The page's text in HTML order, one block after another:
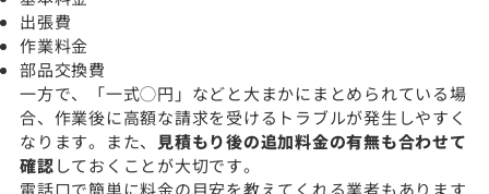
出張費
作業料金
部品交換費
一方で、「一式◯円」などと大まかにまとめられている場
合、作業後に高額な請求を受けるトラブルが発生しやすく
なります。また、 見積もり後の追加料金の有無も合わせて
確認しておくことが大切です。
電話口で簡単に料金の目安を教えてくれる業者もあります